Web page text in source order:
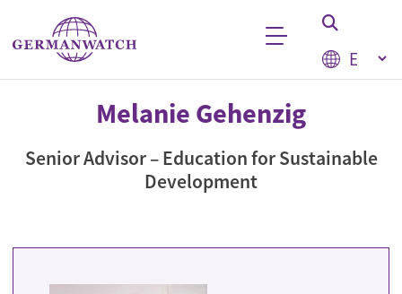
Skip to main content
Select
Keyword searchMelanie Gehenzig
Senior Advisor – Education for Sustainable
Development